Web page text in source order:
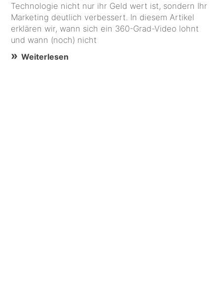
Technologie nicht nur ihr Geld wert ist, sondern Ihr
Marketing deutlich verbessert. In diesem Artikel
erklären wir, wann sich ein 360-Grad-Video lohnt
und wann (noch) nicht
Weiterlesen